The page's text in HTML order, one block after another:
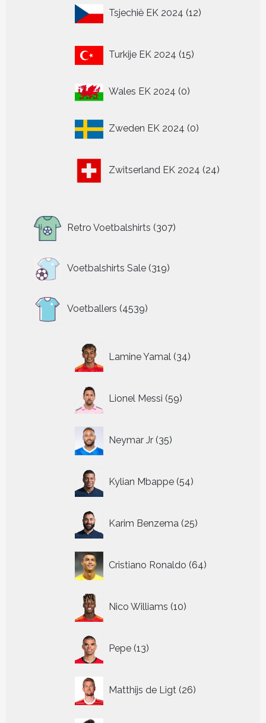
Tsjechië EK 2024 12
producten
Turkije EK 2024 15
producten
Wales EK 2024 00
Zweden EK 2024 0
producten
Zwitserland EK 2024 24
producten
Retro Voetbalshirts 307
producten
Voetbalshirts Sale 319
319
producten
Voetballers 4539
producten
Lamine Yamal 34
producten
Lionel Messi 59
producten
Neymar Jr 35
producten
Kylian Mbappe 54
producten
Karim Benzema 25
producten
Cristiano Ronaldo 64
producten
Nico Williams 10
producten
Pepe 13
producten
Matthijs de Ligt 26
producten